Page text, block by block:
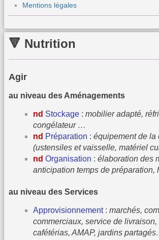
Mentions légales
🔻 Nutrition
Agir
au niveau des Aménagements
nd Stockage : mobilier adapté,
congélateur …
nd Préparation : équipement de la
(ustensiles et vaisselle, matériel
nd Organisation : élaboration des
anticipation temps de préparation,
au niveau des Services
Approvisionnement: marchés,
commerciaux, service de livraison,
cafétérias, AMAP, jardins